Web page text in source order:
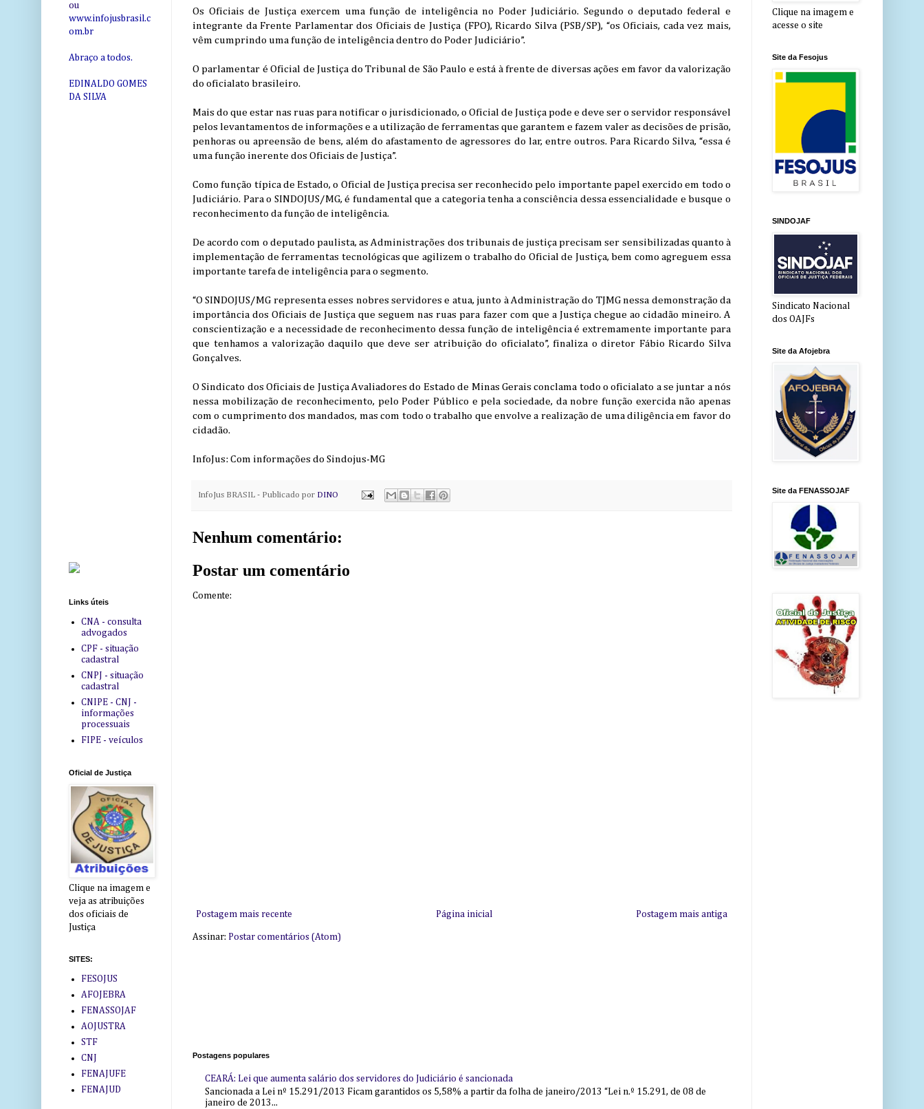
Os Oficiais de Justiça exercem uma função de inteligência no Poder Judiciário. Segundo o deputado federal e
integrante da Frente Parlamentar dos Oficiais de Justiça (FPO), Ricardo Silva (PSB/SP), “os Oficiais, cada vez mais,
vêm cumprindo uma função de inteligência dentro do Poder Judiciário”.
O parlamentar é Oficial de Justiça do Tribunal de São Paulo e está à frente de diversas ações em favor da valorização
do oficialato brasileiro.
Mais do que estar nas ruas para notificar o jurisdicionado, o Oficial de Justiça pode e deve ser o servidor responsável
pelos levantamentos de informações e a utilização de ferramentas que garantem e fazem valer as decisões de prisão,
penhoras ou apreensão de bens, além do afastamento de agressores do lar, entre outros. Para Ricardo Silva, “essa é
uma função inerente dos Oficiais de Justiça”.
Como função típica de Estado, o Oficial de Justiça precisa ser reconhecido pelo importante papel exercido em todo o
Judiciário. Para o SINDOJUS/MG, é fundamental que a categoria tenha a consciência dessa essencialidade e busque o
reconhecimento da função de inteligência.
De acordo com o deputado paulista, as Administrações dos tribunais de justiça precisam ser sensibilizadas quanto à
implementação de ferramentas tecnológicas que agilizem o trabalho do Oficial de Justiça, bem como agreguem essa
importante tarefa de inteligência para o segmento.
“O SINDOJUS/MG representa esses nobres servidores e atua, junto à Administração do TJMG nessa demonstração da
importância dos Oficiais de Justiça que seguem nas ruas para fazer com que a Justiça chegue ao cidadão mineiro. A
conscientização e a necessidade de reconhecimento dessa função de inteligência é extremamente importante para
que tenhamos a valorização daquilo que deve ser atribuição do oficialato”, finaliza o diretor Fábio Ricardo Silva
Gonçalves.
O Sindicato dos Oficiais de Justiça Avaliadores do Estado de Minas Gerais conclama todo o oficialato a se juntar a nós
nessa mobilização de reconhecimento, pelo Poder Público e pela sociedade, da nobre função exercida não apenas
com o cumprimento dos mandados, mas com todo o trabalho que envolve a realização de uma diligência em favor do
cidadão.
InfoJus: Com informações do Sindojus-MG
InfoJus BRASIL - Publicado por DINO
Nenhum comentário:
Postar um comentário
Comente:
Postagem mais recente Postagem mais antiga
Página inicial
Assinar: Postar comentários (Atom)
Postagens populares
CEARÁ: Lei que aumenta salário dos servidores do Judiciário é sancionada
Sancionada a Lei nº 15.291/2013 Ficam garantidos os 5,58% a partir da folha de janeiro/2013 “Lei n.º 15.291, de 08 de
janeiro de 2013...
ou
www.infojusbrasil.c
om.br
Abraço a todos.
EDINALDO GOMES
DA SILVA
Links úteis
CNA - consulta
advogados
CPF - situação
cadastral
CNPJ - situação
cadastral
CNIPE - CNJ -
informações
processuais
FIPE - veículos
Oficial de Justiça
Clique na imagem e
veja as atribuições
dos oficiais de
Justiça
SITES:
FESOJUS
AFOJEBRA
FENASSOJAF
AOJUSTRA
STF
CNJ
FENAJUFE
FENAJUD
Clique na imagem e
acesse o site
Site da Fesojus
SINDOJAF
Sindicato Nacional
dos OAJFs
Site da Afojebra
Site da FENASSOJAF